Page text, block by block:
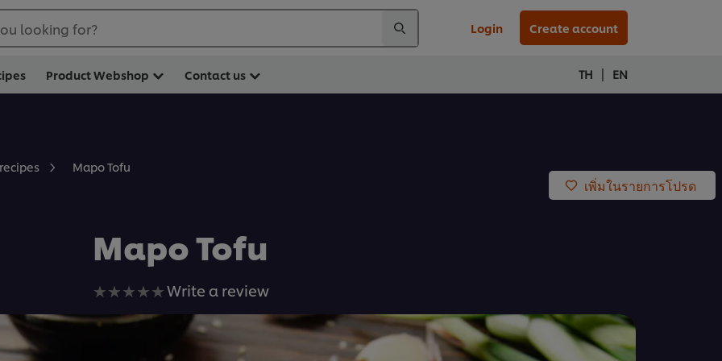
looking for? Login Create account
Product Webshop Contact us TH | EN
Mapo Tofu
เพิ่มในรายการโปรด
Mapo Tofu
No
ratings
submitted
Write a review